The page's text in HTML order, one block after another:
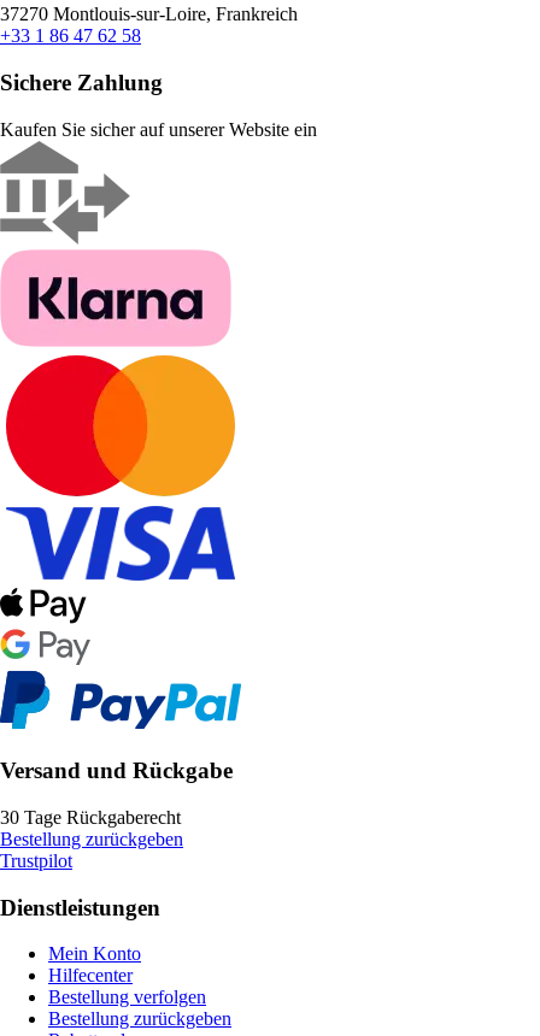
37270 Montlouis-sur-Loire, Frankreich
+33 1 86 47 62 58
Sichere Zahlung
Kaufen Sie sicher auf unserer Website ein
Versand und Rückgabe
30 Tage Rückgaberecht
Bestellung zurückgeben
Trustpilot
Dienstleistungen
Mein Konto
Hilfecenter
Bestellung verfolgen
Bestellung zurückgeben